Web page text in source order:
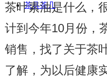
茶具茶几
茶叶素油是什么，
计到今年10月份，
销售，找了关于茶
了解，为以后健康